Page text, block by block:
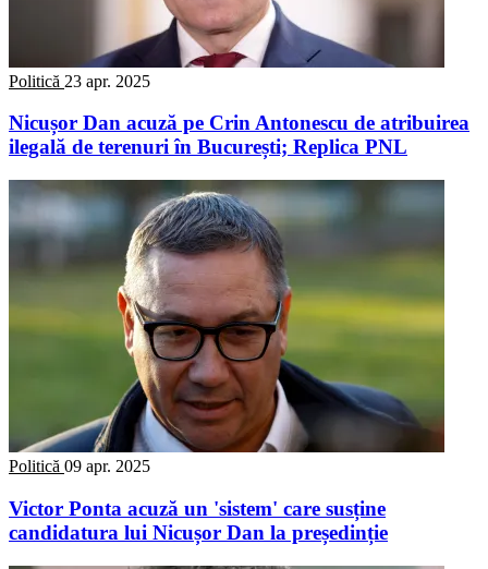
Politică 23 apr. 2025
Nicușor Dan acuză pe Crin Antonescu de atribuirea
ilegală de terenuri în București; Replica PNL
Politică 09 apr. 2025
Victor Ponta acuză un 'sistem' care susține
candidatura lui Nicușor Dan la președinție